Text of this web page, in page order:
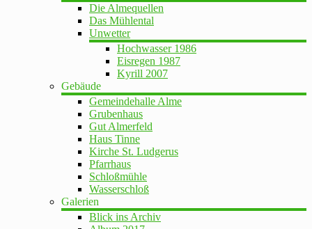
Die Almequellen
Das Mühlental
Unwetter
Hochwasser 1986
Eisregen 1987
Kyrill 2007
Gebäude
Gemeindehalle Alme
Grubenhaus
Gut Almerfeld
Haus Tinne
Kirche St. Ludgerus
Pfarrhaus
Schloßmühle
Wasserschloß
Galerien
Blick ins Archiv